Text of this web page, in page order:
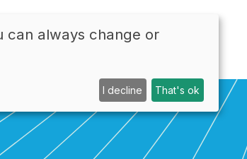
ITA
can always change or
I decline That's ok